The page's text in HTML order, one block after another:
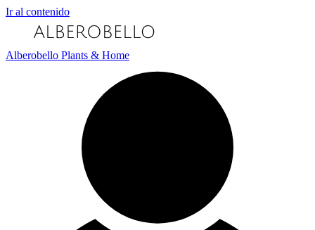
Ir al contenido
Alberobello Plants & Home